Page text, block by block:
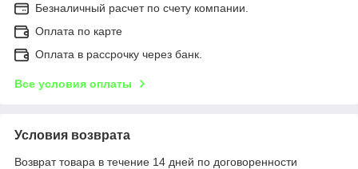
Безналичный расчет по счету компании.
Оплата по карте
Оплата в рассрочку через банк.
Все условия оплаты
Условия возврата
Возврат товара в течение 14 дней по договоренности